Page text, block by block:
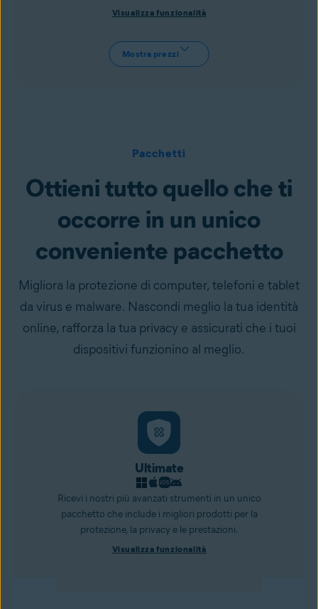
Visualizza funzionalità
Mostra prezzi
Pacchetti
Ottieni tutto quello che ti
occorre in un unico
conveniente pacchetto
Migliora la protezione di computer, telefoni e tablet
da virus e malware. Nascondi meglio la tua identità
online, rafforza la tua privacy e assicurati che i tuoi
dispositivi funzionino al meglio.
Ultimate
Ricevi i nostri più avanzati strumenti in un unico
pacchetto che include i migliori prodotti per la
protezione, la privacy e le prestazioni.
Visualizza funzionalità